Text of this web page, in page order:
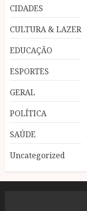
CIDADES
CULTURA & LAZER
EDUCAÇÃO
ESPORTES
GERAL
POLÍTICA
SAÚDE
Uncategorized